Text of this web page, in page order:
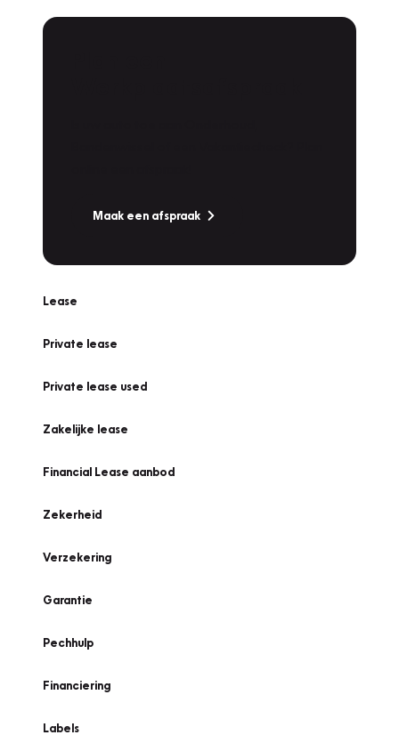
Maak een afspraak
Lease
Private lease
Private lease used
Zakelijke lease
Financial Lease aanbod
Zekerheid
Verzekering
Garantie
Pechhulp
Financiering
Labels